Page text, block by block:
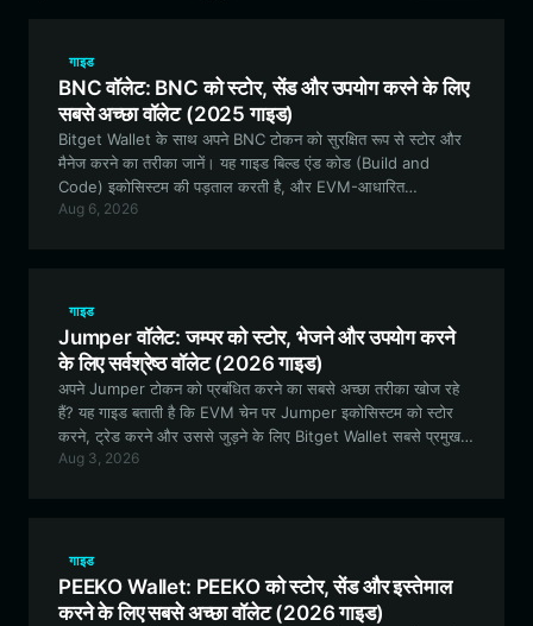
गाइड
BNC वॉलेट: BNC को स्टोर, सेंड और उपयोग करने के लिए
सबसे अच्छा वॉलेट (2025 गाइड)
Bitget Wallet के साथ अपने BNC टोकन को सुरक्षित रूप से स्टोर और
मैनेज करने का तरीका जानें। यह गाइड बिल्ड एंड कोड (Build and
Code) इकोसिस्टम की पड़ताल करती है, और EVM-आधारित
इंफ्रास्ट्रक्चर एसेट्स के लिए सर्वोत्तम वॉलेट सुविधाओं पर विशेषज्ञ अंतर्दृष्टि
Aug 6, 2026
गाइड
Jumper वॉलेट: जम्पर को स्टोर, भेजने और उपयोग करने
के लिए सर्वश्रेष्ठ वॉलेट (2026 गाइड)
अपने Jumper टोकन को प्रबंधित करने का सबसे अच्छा तरीका खोज रहे
हैं? यह गाइड बताती है कि EVM चेन पर Jumper इकोसिस्टम को स्टोर
करने, ट्रेड करने और उससे जुड़ने के लिए Bitget Wallet सबसे प्रमुख
विकल्प क्यों है।
Aug 3, 2026
गाइड
PEEKO Wallet: PEEKO को स्टोर, सेंड और इस्तेमाल
करने के लिए सबसे अच्छा वॉलेट (2026 गाइड)